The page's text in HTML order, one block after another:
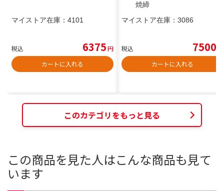
マイストア在庫： 4101
税込 6375円
カートに入れる
焼締
マイストア在庫： 3086
税込 7500
カートに入れる
このカテゴリをもっと見る
この商品を見た人はこんな商品も見て
います